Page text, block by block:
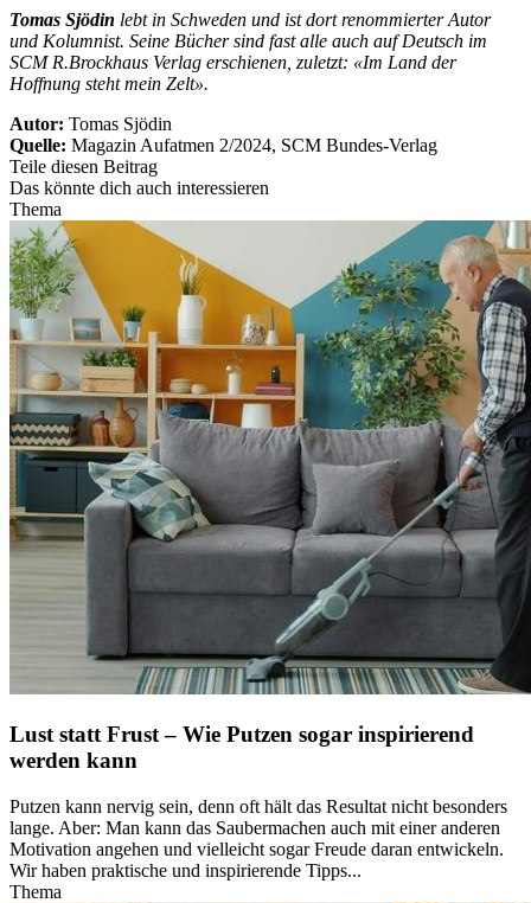
Tomas Sjödin lebt in Schweden und ist dort renommierter Autor
und Kolumnist. Seine Bücher sind fast alle auch auf Deutsch im
SCM R.Brockhaus Verlag erschienen, zuletzt: «Im Land der
Hoffnung steht mein Zelt».
Autor: Tomas Sjödin
Quelle: Magazin Aufatmen 2/2024, SCM Bundes-Verlag
Teile diesen Beitrag
Das könnte dich auch interessieren
Thema
Lust statt Frust – Wie Putzen sogar inspirierend
werden kann
Putzen kann nervig sein, denn oft hält das Resultat nicht besonders
lange. Aber: Man kann das Saubermachen auch mit einer anderen
Motivation angehen und vielleicht sogar Freude daran entwickeln.
Wir haben praktische und inspirierende Tipps...
Thema